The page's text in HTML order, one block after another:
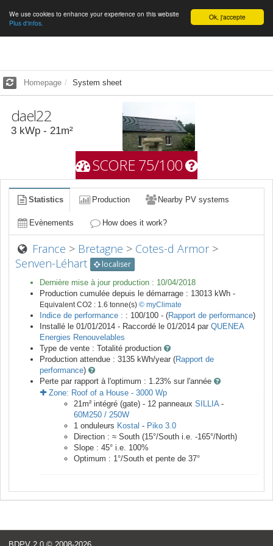
English Ok, j'accepte
We use cookies to enhance your experience on this website
Plus d'infos.
Homepage System sheet
dael22
3 kWp - 21m²
SCORE 75/100
Statistics Production Nearby PV systems
Evènements How does it work?
France > Bretagne > Cotes-d Armor>
Senven-Léhart
localiser
Dernière mise à jour production : 10/04/2018
Production cumulée depuis le démarrage : 13013 kWh -
Equivalent CO2 : 1.6 tonne(s) © myClimate
Indice de performance : : 100/100 - (Rapport de performance)
Installé le 01/01/2014 - Raccordé le 01/2014 par QUENEA
Energies Renouvelables
Type de vente : Totalité production
Production attendue : 3135 kWh/year (Rapport de
performance)
Perte par rapport à l'optimum : 1.23% sur l'année
Zone: Roof of a House - 3000 Wp
21m² intégré (gate) - 12 panneaux SILLIA-
60M250 / 250W
1 onduleurs Kostal - Piko 3.0
Direction : ≈ South (15°/South i.e. -165°/North)
Slope : 45° i.e. 100%
Optimum : 1°/South et pente de 37°